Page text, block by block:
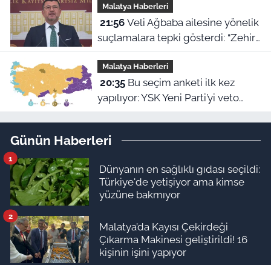
hikayesi
Malatya Haberleri
21:56Veli Ağbaba ailesine yönelik
suçlamalara tepki gösterdi: “Zehir
olsun”
Malatya Haberleri
20:35Bu seçim anketi ilk kez
yapılıyor: YSK Yeni Parti’yi veto
ederse Malatya’da sonuç ne olur?
Günün Haberleri
Dünyanın en sağlıklı gıdası seçildi:
Türkiye'de yetişiyor ama kimse
yüzüne bakmıyor
1
Malatya’da Kayısı Çekirdeği
Çıkarma Makinesi geliştirildi! 16
kişinin işini yapıyor
2